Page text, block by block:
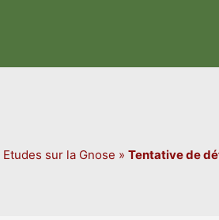
Etudes sur la Gnose » Tentative de